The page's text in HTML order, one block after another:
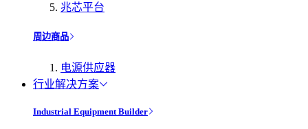
兆芯平台
周边商品
电源供应器
行业解决方案
Industrial Equipment Builder